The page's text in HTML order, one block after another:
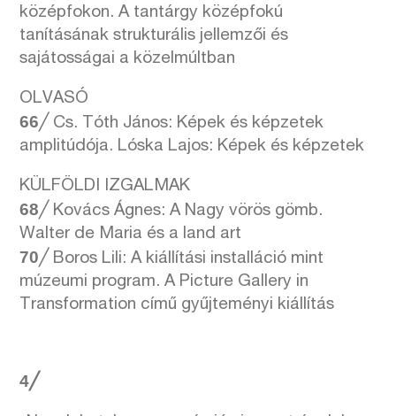
középfokon. A tantárgy középfokú
tanításának strukturális jellemzői és
sajátosságai a közelmúltban
OLVASÓ
66╱ Cs. Tóth János: Képek és képzetek
amplitúdója. Lóska Lajos: Képek és képzetek
KÜLFÖLDI IZGALMAK
68╱ Kovács Ágnes: A Nagy vörös gömb.
Walter de Maria és a land art
70╱ Boros Lili: A kiállítási installáció mint
múzeumi program. A Picture Gallery in
Transformation című gyűjteményi kiállítás
4╱